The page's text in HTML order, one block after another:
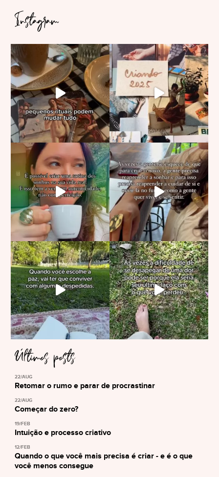
Instagram
Últimos posts
22/AUG
Retomar o rumo e parar de procrastinar
22/AUG
Começar do zero?
19/FEB
Intuição e processo criativo
12/FEB
Quando o que você mais precisa é criar - e é o que
você menos consegue